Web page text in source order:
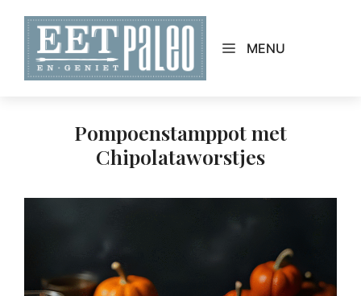
content
MENU
Pompoenstamppot met
Chipolataworstjes